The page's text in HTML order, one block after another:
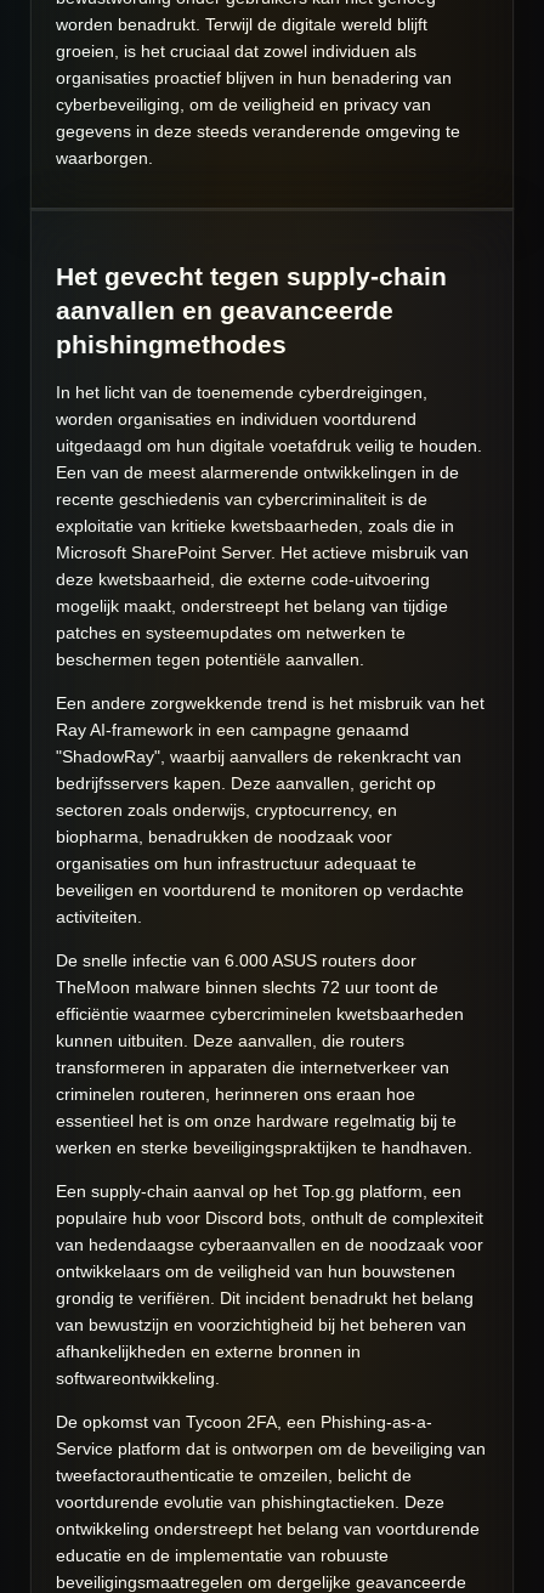
worden benadrukt. Terwijl de digitale wereld blijft
groeien, is het cruciaal dat zowel individuen als
organisaties proactief blijven in hun benadering van
cyberbeveiliging, om de veiligheid en privacy van
gegevens in deze steeds veranderende omgeving te
waarborgen.
Het gevecht tegen supply-chain
aanvallen en geavanceerde
phishingmethodes
In het licht van de toenemende cyberdreigingen,
worden organisaties en individuen voortdurend
uitgedaagd om hun digitale voetafdruk veilig te houden.
Een van de meest alarmerende ontwikkelingen in de
recente geschiedenis van cybercriminaliteit is de
exploitatie van kritieke kwetsbaarheden, zoals die in
Microsoft SharePoint Server. Het actieve misbruik van
deze kwetsbaarheid, die externe code-uitvoering
mogelijk maakt, onderstreept het belang van tijdige
patches en systeemupdates om netwerken te
beschermen tegen potentiële aanvallen.
Een andere zorgwekkende trend is het misbruik van het
Ray AI-framework in een campagne genaamd
"ShadowRay", waarbij aanvallers de rekenkracht van
bedrijfsservers kapen. Deze aanvallen, gericht op
sectoren zoals onderwijs, cryptocurrency, en
biopharma, benadrukken de noodzaak voor
organisaties om hun infrastructuur adequaat te
beveiligen en voortdurend te monitoren op verdachte
activiteiten.
De snelle infectie van 6.000 ASUS routers door
TheMoon malware binnen slechts 72 uur toont de
efficiëntie waarmee cybercriminelen kwetsbaarheden
kunnen uitbuiten. Deze aanvallen, die routers
transformeren in apparaten die internetverkeer van
criminelen routeren, herinneren ons eraan hoe
essentieel het is om onze hardware regelmatig bij te
werken en sterke beveiligingspraktijken te handhaven.
Een supply-chain aanval op het Top.gg platform, een
populaire hub voor Discord bots, onthult de complexiteit
van hedendaagse cyberaanvallen en de noodzaak voor
ontwikkelaars om de veiligheid van hun bouwstenen
grondig te verifiëren. Dit incident benadrukt het belang
van bewustzijn en voorzichtigheid bij het beheren van
afhankelijkheden en externe bronnen in
softwareontwikkeling.
De opkomst van Tycoon 2FA, een Phishing-as-a-
Service platform dat is ontworpen om de beveiliging van
tweefactorauthenticatie te omzeilen, belicht de
voortdurende evolutie van phishingtactieken. Deze
ontwikkeling onderstreept het belang van voortdurende
educatie en de implementatie van robuuste
beveiligingsmaatregelen om dergelijke geavanceerde